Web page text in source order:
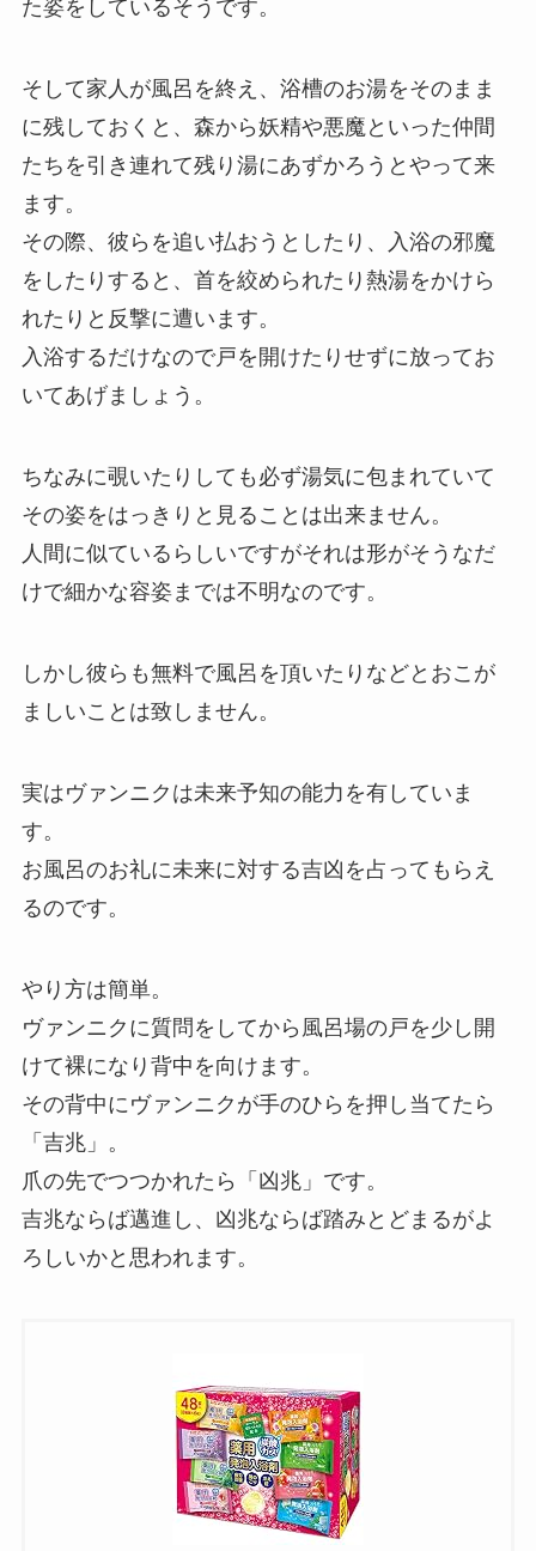
た姿をしているそうです。
そして家人が風呂を終え、浴槽のお湯をそのまま
に残しておくと、森から妖精や悪魔といった仲間
たちを引き連れて残り湯にあずかろうとやって来
ます。
その際、彼らを追い払おうとしたり、入浴の邪魔
をしたりすると、首を絞められたり熱湯をかけら
れたりと反撃に遭います。
入浴するだけなので戸を開けたりせずに放ってお
いてあげましょう。
ちなみに覗いたりしても必ず湯気に包まれていて
その姿をはっきりと見ることは出来ません。
人間に似ているらしいですがそれは形がそうなだ
けで細かな容姿までは不明なのです。
しかし彼らも無料で風呂を頂いたりなどとおこが
ましいことは致しません。
実はヴァンニクは未来予知の能力を有していま
す。
お風呂のお礼に未来に対する吉凶を占ってもらえ
るのです。
やり方は簡単。
ヴァンニクに質問をしてから風呂場の戸を少し開
けて裸になり背中を向けます。
その背中にヴァンニクが手のひらを押し当てたら
「吉兆」。
爪の先でつつかれたら「凶兆」です。
吉兆ならば邁進し、凶兆ならば踏みとどまるがよ
ろしいかと思われます。